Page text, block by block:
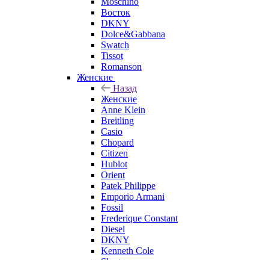
Восток
DKNY
Dolce&Gabbana
Swatch
Tissot
Romanson
Женские
Назад
Женские
Anne Klein
Breitling
Casio
Chopard
Citizen
Hublot
Orient
Patek Philippe
Emporio Armani
Fossil
Frederique Constant
Diesel
DKNY
Kenneth Cole